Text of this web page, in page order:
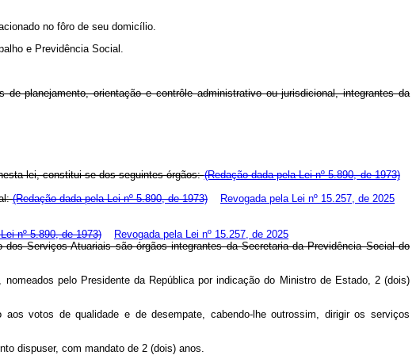
no fôro de seu domicílio.
e Previdência Social.
planejamento, orientação e contrôle administrativo ou jurisdicional, integrantes da
lei, constitui-se dos seguintes órgãos:(Redação dada pela Lei nº 5.890, de 1973)
(Redação dada pela Lei nº 5.890, de 1973)
Revogada pela Lei nº 15.257, de 2025
nº 5.890, de 1973)
Revogada pela Lei nº 15.257, de 2025
Serviços Atuariais são órgãos integrantes da Secretaria da Previdência Social do
pelo Presidente da República por indicação do Ministro de Estado, 2 (dois)
votos de qualidade e de desempate, cabendo-lhe outrossim, dirigir os serviços
dispuser, com mandato de 2 (dois) anos.